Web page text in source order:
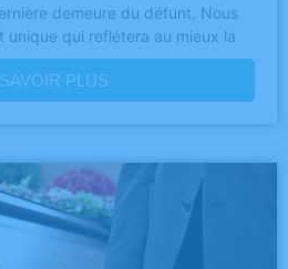
demeure du défunt. Nous
unique qui reflétera au mieux la
PLUS